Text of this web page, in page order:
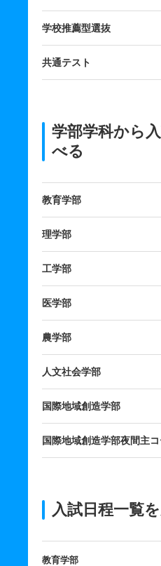
学校推薦型選抜
共通テスト
学部学科から
べる
教育学部
理学部
工学部
医学部
農学部
人文社会学部
国際地域創造学部
国際地域創造学部夜間主
入試日程一覧
教育学部